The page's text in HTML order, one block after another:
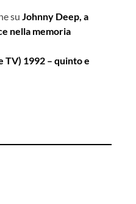
su Johnny Deep, a
nella memoria
TV) 1992 – quinto e